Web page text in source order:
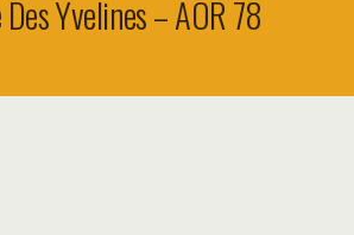
Yvelines – AOR 78